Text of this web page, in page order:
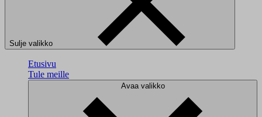
Sulje valikko
Etusivu
Tule meille
Avaa valikko